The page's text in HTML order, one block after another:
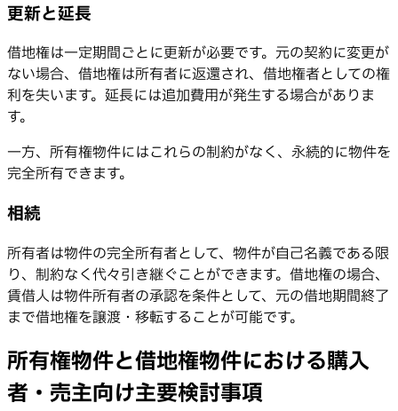
更新と延長
借地権は一定期間ごとに更新が必要です。元の契約に変更が
ない場合、借地権は所有者に返還され、借地権者としての権
利を失います。延長には追加費用が発生する場合がありま
す。
一方、所有権物件にはこれらの制約がなく、永続的に物件を
完全所有できます。
相続
所有者は物件の完全所有者として、物件が自己名義である限
り、制約なく代々引き継ぐことができます。借地権の場合、
賃借人は物件所有者の承認を条件として、元の借地期間終了
まで借地権を譲渡・移転することが可能です。
所有権物件と借地権物件における購入
者・売主向け主要検討事項